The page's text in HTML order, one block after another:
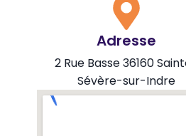
Adresse
2 Rue Basse 36160
Sévère-sur-Indre